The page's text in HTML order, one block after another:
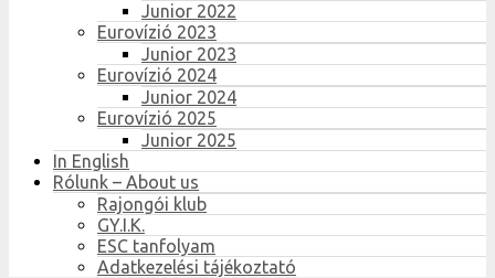
Junior 2022
Eurovízió 2023
Junior 2023
Eurovízió 2024
Junior 2024
Eurovízió 2025
Junior 2025
In English
Rólunk – About us
Rajongói klub
GY.I.K.
ESC tanfolyam
Adatkezelési tájékoztató